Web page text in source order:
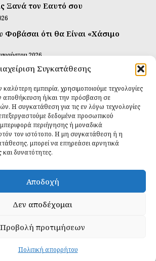
Συγκατάθεσης
εμπειρία, χρησιμοποιούμε τεχνολογίες
αποθήκευση ή/και την πρόσβαση σε
Η συγκατάθεση για τις εν λόγω τεχνολογίες
δεδομένα προσωπικού
περιήγησης ή μοναδικά
τον ιστότοπο. Η μη συγκατάθεση ή η
μπορεί να επηρεάσει αρνητικά
και δυνατότητες.
Αποδοχή
Δεν αποδέχομαι
Προβολή προτιμήσεων
Πολιτική απορρήτου
Ξανά τον Εαυτό σου
Φοβάσαι ότι θα Είναι «Χάσιμο
2026
για Τέλεια Κομπούτσα
2026
ΕΓΓΡΑΦΉ
δέχομαι τηνπολιτική απορρήτου
Creative.